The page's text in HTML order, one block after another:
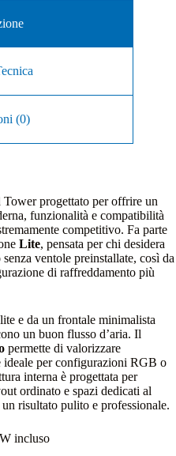
(0)
Tower progettato per offrire un
funzionalità e compatibilità
competitivo. Fa parte
Lite, pensata per chi desidera
ventole preinstallate, così da
di raffreddamento più
e da un frontale minimalista
un buon flusso d’aria. Il
permette di valorizzare
ideale per configurazioni RGB o
interna è progettata per
ordinato e spazi dedicati al
risultato pulito e professionale.
incluso